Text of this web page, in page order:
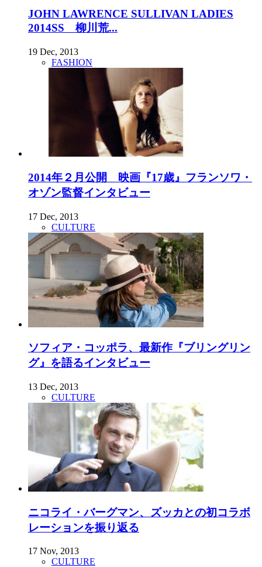
JOHN LAWRENCE SULLIVAN LADIES
2014SS 柳川荒...
19 Dec, 2013
FASHION
2014年２月公開 映画『17歳』フランソワ・
オゾン監督インタビュー
17 Dec, 2013
CULTURE
ソフィア・コッポラ、最新作『ブリングリン
グ』を語るインタビュー
13 Dec, 2013
CULTURE
ニコライ・バーグマン、ズッカとの初コラボ
レーションを振り返る
17 Nov, 2013
CULTURE